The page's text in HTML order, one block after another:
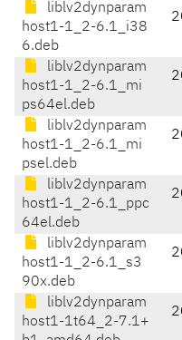
liblv2dynparam
host1-1_2-6.1_i38
6.deb
liblv2dynparam
host1-1_2-6.1_mi
ps64el.deb
liblv2dynparam
host1-1_2-6.1_mi
psel.deb
liblv2dynparam
host1-1_2-6.1_ppc
64el.deb
liblv2dynparam
host1-1_2-6.1_s3
90x.deb
liblv2dynparam
host1-1t64_2-7.1+